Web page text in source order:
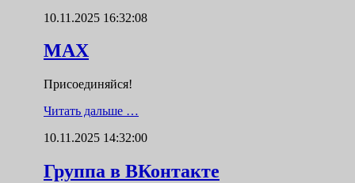
10.11.2025 16:32:08
MAX
Присоединяйся!
Читать дальше …
10.11.2025 14:32:00
Группа в ВКонтакте